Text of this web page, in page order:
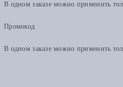
В одном заказе можно применить
Промокод
В одном заказе можно применить